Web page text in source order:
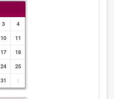
3
4
10
11
17
18
24
25
31 1